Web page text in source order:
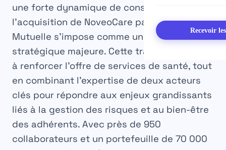
Recevoir
une forte dynamique de consolidation,
l’acquisition de NoveoCare par Harmonie
Mutuelle s’impose comme une opération
stratégique majeure. Cette transaction vise
à renforcer l’offre de services de santé, tout
en combinant l’expertise de deux acteurs
clés pour répondre aux enjeux grandissants
liés à la gestion des risques et au bien-être
des adhérents. Avec près de 950
collaborateurs et un portefeuille de 70 000